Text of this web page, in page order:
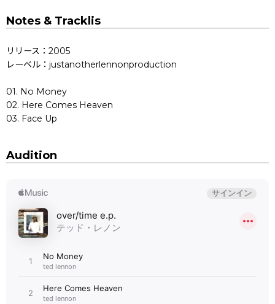
Notes & Tracklis
リリース：2005
レーベル：justanotherlennonproduction
01. No Money
02. Here Comes Heaven
03. Face Up
Audition